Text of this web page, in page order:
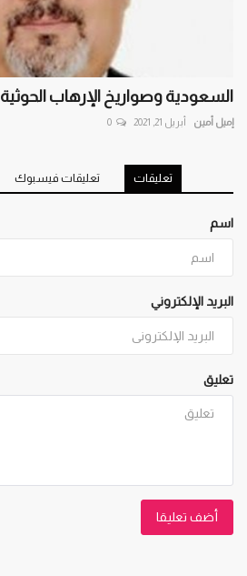
السعودية وصواريخ الإرهاب الحوثية
إميل أمين أبريل 21, 2021 0
تعليقات تعليقات فيسبوك
اسم
البريد الإلكتروني
تعليق
أضف تعليقا